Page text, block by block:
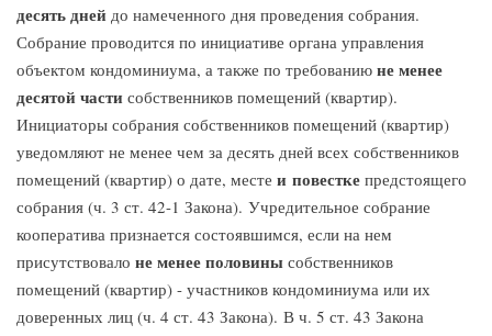
десять дней до намеченного дня проведения собрания.
Собрание проводится по инициативе органа управления
объектом кондоминиума, а также по требованию не менее
десятой части собственников помещений (квартир).
Инициаторы собрания собственников помещений (квартир)
уведомляют не менее чем за десять дней всех собственников
помещений (квартир) о дате, месте и повестке предстоящего
собрания (ч. 3 ст. 42-1 Закона). Учредительное собрание
кооператива признается состоявшимся, если на нем
присутствовало не менее половины собственников
помещений (квартир) - участников кондоминиума или их
доверенных лиц (ч. 4 ст. 43 Закона). В ч. 5 ст. 43 Закона